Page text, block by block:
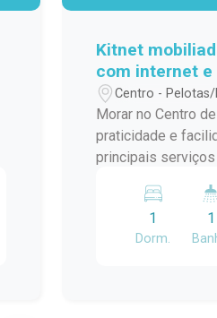
Kitnet
com internet
aluguel
Centro - Pelotas/
Morar no Centro
praticidade e
principais
mobiliado, ideal
moradia
as principais
1
Dorm.
1